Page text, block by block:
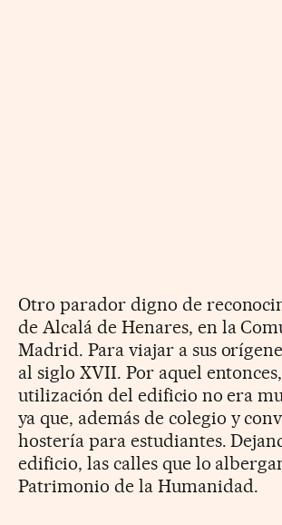
Otro parador digno de
de Alcalá de Henares, en la
Madrid. Para viajar a sus
al siglo XVII. Por aquel
utilización del edificio no era
ya que, además de colegio y
hostería para estudiantes.
edificio, las calles que lo
Patrimonio de la Humanidad.